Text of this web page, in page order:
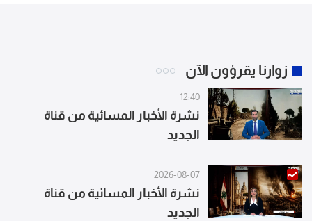
زوارنا يقرؤون الآن
12:40
نشرة الأخبار المسائية من قناة
الجديد
2026-08-07
نشرة الأخبار المسائية من قناة
الجديد